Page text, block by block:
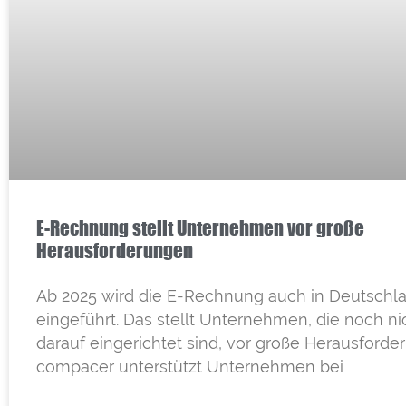
E-Rechnung stellt Unternehmen vor große
Herausforderungen
Ab 2025 wird die E-Rechnung auch in
eingeführt. Das stellt Unternehmen, die noch
darauf eingerichtet sind, vor große
compacer unterstützt Unternehmen bei